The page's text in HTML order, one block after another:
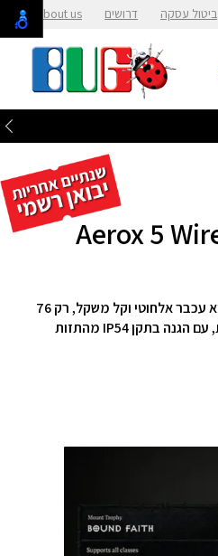
ביטול עסקה דרושים About us
עכבר גיימינג אלחוטי מדגם Aerox 5 Wireless Diablo IV Edition מבית SteelSeries הוא עכבר אלחוטי וקל משקל, רק 76
גרם, מעוצב לדיוק מושלם במשחקים, עם פריסה ארגונומית של 9 לחצנים הניתנים לתכנות, עם הגנה בתקן IP54 מהתזות